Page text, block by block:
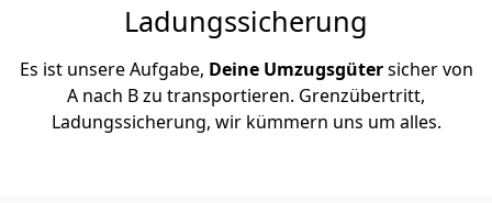
Ladungssicherung
Es ist unsere Aufgabe, Deine Umzugsgütersicher von
A nach B zu transportieren. Grenzübertritt,
Ladungssicherung, wir kümmern uns um alles.